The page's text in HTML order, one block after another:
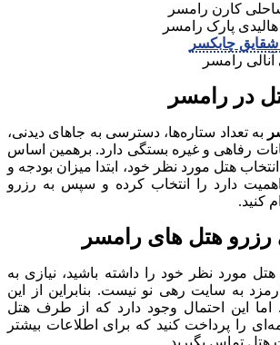
کارن رامسر
پارک رامسر
چابکسر
رامسر
در رامسر
به تعداد ستاره‌ها، دسترسی به جاهای دیدنی،
رفاهی و غیره بستگی دارد. برهمین اساس
هتل مورد نظر خود، ابتدا میزان بودجه و
اهمیت دارد را انتخاب کرده و سپس به رزرو
کنید.
رزرو هتل های رامسر
مورد نظر خود را داشته باشید، نیازی به
به سایت رهی نو نیست. بنابراین از این
اما این احتمال وجود دارد که از طرف هتل
را پرداخت کنید که برای اطلاعات بیشتر